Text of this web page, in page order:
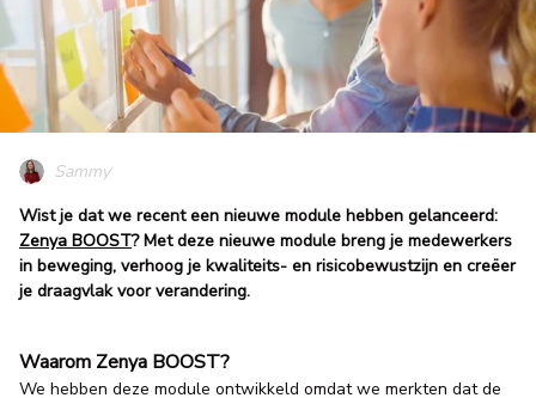
Sammy
Wist je dat we recent een nieuwe module hebben gelanceerd:
Zenya BOOST? Met deze nieuwe module breng je medewerkers
in beweging, verhoog je kwaliteits- en risicobewustzijn en creëer
je draagvlak voor verandering.
Waarom Zenya BOOST?
We hebben deze module ontwikkeld omdat we merkten dat de